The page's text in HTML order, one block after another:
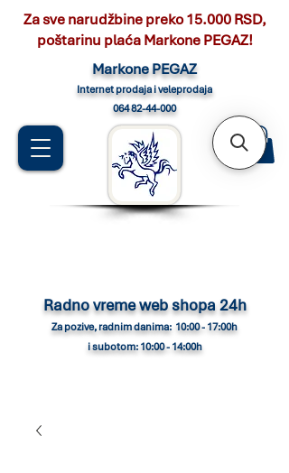
Markone PEGAZ
Internet prodaja i veleprodaja
064 82-44-000
Radno vreme web shopa 24h
Za pozive, radnim danima: 10:00 - 17:00h
i subotom: 10:00 - 14:00h
Za sve narudžbine preko 15.000 RSD,
poštarinu plaća Markone PEGAZ!